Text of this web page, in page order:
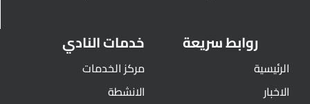
روابط سريعة
الرئيسية
الاخبار
خدمات النادي
مركز الخدمات
الانشطة